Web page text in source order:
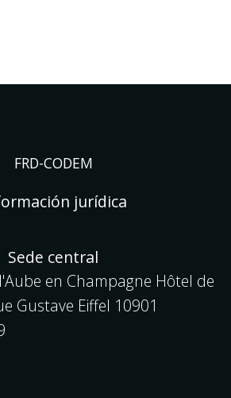
FRD-CODEM
jurídica
Sede central
en Champagne Hôtel de
Gustave Eiffel 10901